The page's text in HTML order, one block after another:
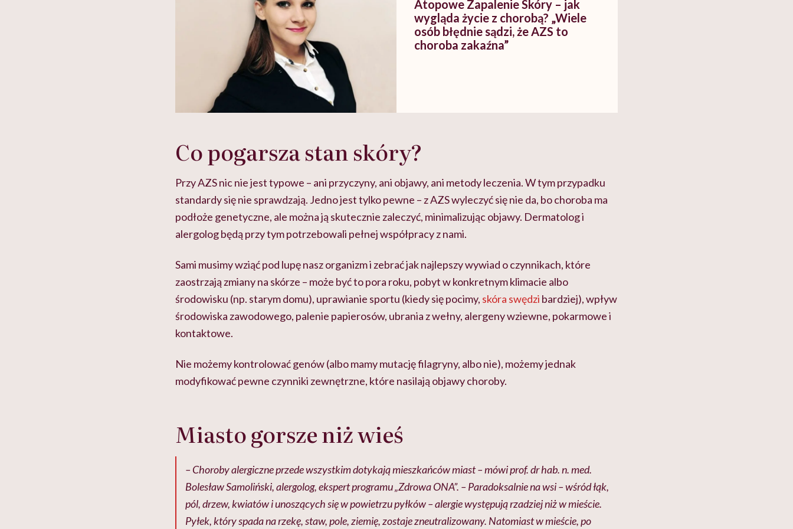
Atopowe Zapalenie Skóry – jak
wygląda życie z chorobą? „Wiele
osób błędnie sądzi, że AZS to
choroba zakaźna”
Co pogarsza stan skóry?
Przy AZS nic nie jest typowe – ani przyczyny, ani objawy, ani metody leczenia. W tym przypadku
standardy się nie sprawdzają. Jedno jest tylko pewne – z AZS wyleczyć się nie da, bo choroba ma
podłoże genetyczne, ale można ją skutecznie zaleczyć, minimalizując objawy. Dermatolog i
alergolog będą przy tym potrzebowali pełnej współpracy z nami.
Sami musimy wziąć pod lupę nasz organizm i zebrać jak najlepszy wywiad o czynnikach, które
zaostrzają zmiany na skórze – może być to pora roku, pobyt w konkretnym klimacie albo
środowisku (np. starym domu), uprawianie sportu (kiedy się pocimy, skóra swędzi bardziej), wpływ
środowiska zawodowego, palenie papierosów, ubrania z wełny, alergeny wziewne, pokarmowe i
kontaktowe.
Nie możemy kontrolować genów (albo mamy mutację filagryny, albo nie), możemy jednak
modyfikować pewne czynniki zewnętrzne, które nasilają objawy choroby.
Miasto gorsze niż wieś
– Choroby alergiczne przede wszystkim dotykają mieszkańców miast – mówi prof. dr hab. n. med.
Bolesław Samoliński, alergolog, ekspert programu „Zdrowa ONA”. – Paradoksalnie na wsi – wśród łąk,
pól, drzew, kwiatów i unoszących się w powietrzu pyłków – alergie występują rzadziej niż w mieście.
Pyłek, który spada na rzekę, staw, pole, ziemię, zostaje zneutralizowany. Natomiast w mieście, po